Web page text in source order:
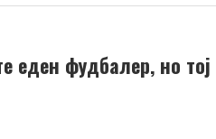
еден фудбалер, но тој